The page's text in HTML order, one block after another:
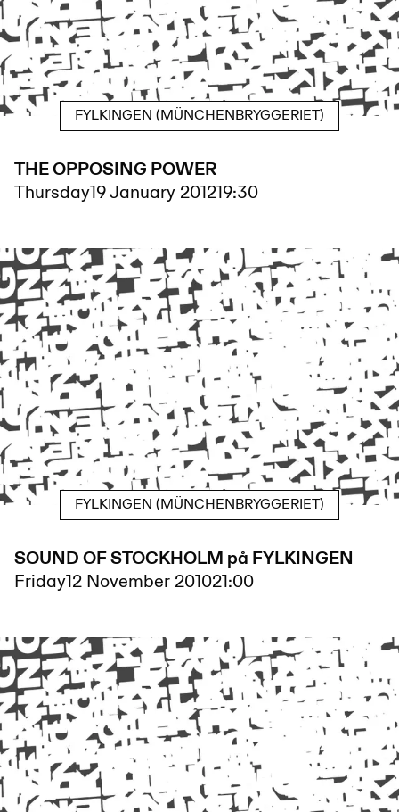
FYLKINGEN (MÜNCHENBRYGGERIET)
THE OPPOSING POWER
Thursday19 January 201219:30
FYLKINGEN (MÜNCHENBRYGGERIET)
SOUND OF STOCKHOLM på FYLKINGEN
Friday12 November 201021:00